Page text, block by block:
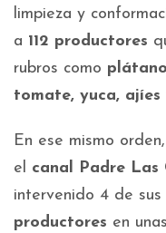
limpieza y
a 112 productores
rubros como
tomate, yuca, ajíes
En ese mismo
el canal Padre Las
intervenido 4 de sus
productores en